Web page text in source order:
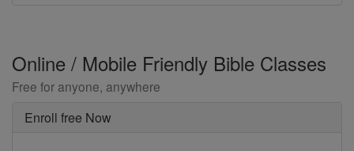
Online / Mobile Friendly Bible Classes
Free for anyone, anywhere
Enroll free Now